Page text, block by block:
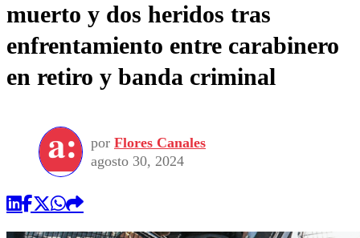
muerto y dos heridos tras
enfrentamiento entre carabinero
en retiro y banda criminal
por Flores Canales
agosto 30, 2024